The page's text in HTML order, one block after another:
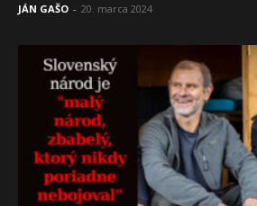
JÁN GAŠO - 20. marca 2024